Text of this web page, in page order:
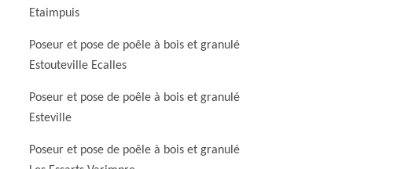
Etaimpuis
Poseur et pose de poêle à bois et granulé
Estouteville Ecalles
Poseur et pose de poêle à bois et granulé
Esteville
Poseur et pose de poêle à bois et granulé